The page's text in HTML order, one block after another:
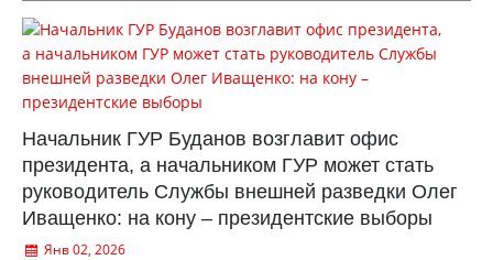
Начальник ГУР Буданов возглавит офис
президента, а начальником ГУР может стать
руководитель Службы внешней разведки Олег
Иващенко: на кону – президентские выборы
Янв 02, 2026